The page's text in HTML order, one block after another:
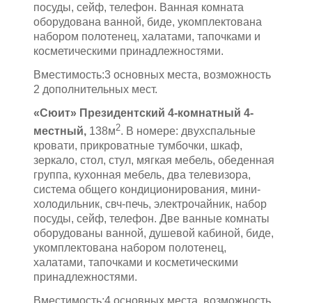
посуды, сейф, телефон. Ванная комната
оборудована ванной, биде, укомплектована
набором полотенец, халатами, тапочками и
косметическими принадлежностями.
Вместимость:3 основных места, возможность
2 дополнительных мест.
«Сюит» Президентский 4-комнатный 4-
местный, 138м2. В номере: двухспальные
кровати, прикроватные тумбочки, шкаф,
зеркало, стол, стул, мягкая мебель, обеденная
группа, кухонная мебель, два телевизора,
система общего кондиционирования, мини-
холодильник, свч-печь, электрочайник, набор
посуды, сейф, телефон. Две ванные комнаты
оборудованы ванной, душевой кабиной, биде,
укомплектована набором полотенец,
халатами, тапочками и косметическими
принадлежностями.